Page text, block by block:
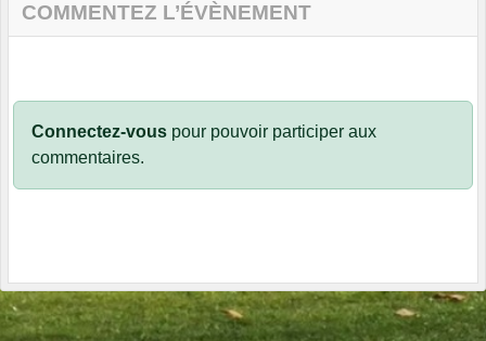
COMMENTEZ L’ÉVÈNEMENT
Connectez-vous pour pouvoir participer aux
commentaires.